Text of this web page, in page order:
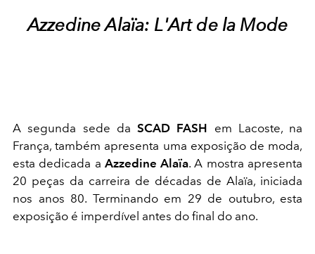
Azzedine Alaïa: L'Art de la Mode
A segunda sede da SCAD FASH em Lacoste, na
França, também apresenta uma exposição de moda,
esta dedicada a Azzedine Alaïa. A mostra apresenta
20 peças da carreira de décadas de Alaïa, iniciada
nos anos 80. Terminando em 29 de outubro, esta
exposição é imperdível antes do final do ano.